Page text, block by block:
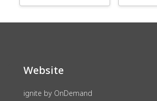
Website
ignite by OnDemand